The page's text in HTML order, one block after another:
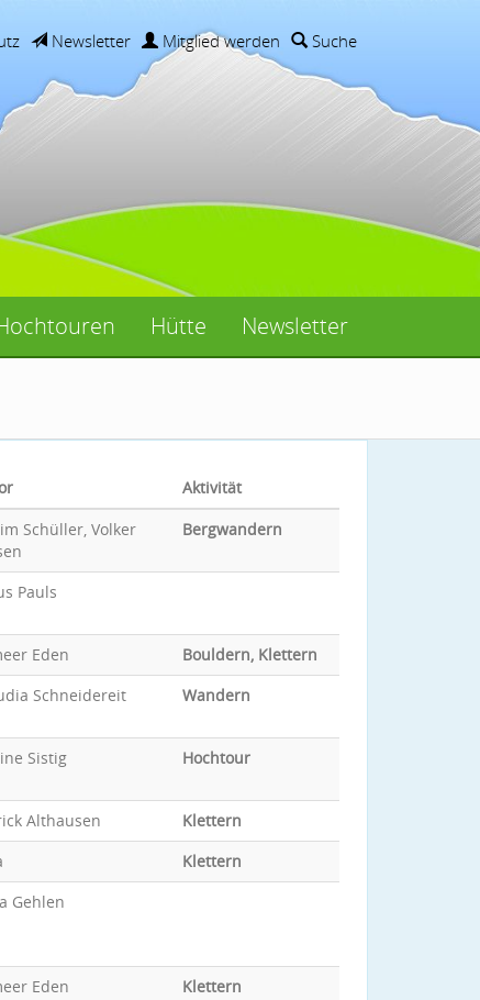
Newsletter Mitglied werden
Suche
Hütte Newsletter
Aktivität
Schüller, Volker
Bergwandern
Pauls
Eden
Bouldern, Klettern
Schneidereit Wandern
Sistig Hochtour
Althausen
Klettern
Klettern
Gehlen
Eden
Klettern